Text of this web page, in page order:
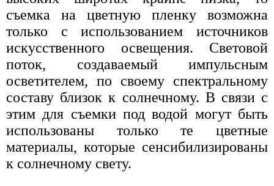
съемка на цветную пленку возможна
только с использованием источников
искусственного освещения. Световой
поток, создаваемый импульсным
осветителем, по своему спектральному
составу близок к солнечному. В связи с
этим для съемки под водой могут быть
использованы только те цветные
материалы, которые сенсибилизированы
к солнечному свету.